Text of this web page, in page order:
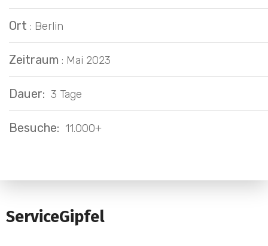
Ort : Berlin
Zeitraum : Mai 2023
Dauer: 3 Tage
Besuche: 11.000+
ServiceGipfel